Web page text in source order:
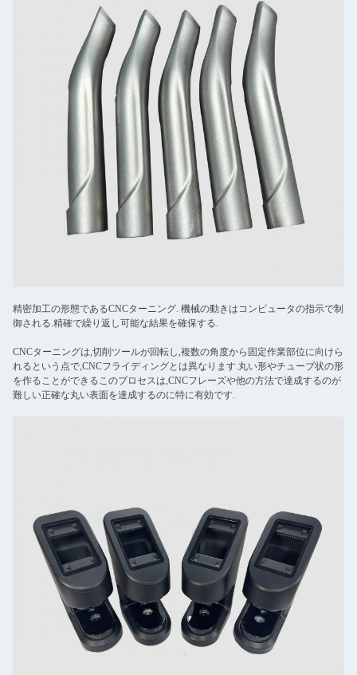
精密加工の形態であるCNCターニング. 機械の動きはコンピュータの指示で制
御される.精確で繰り返し可能な結果を確保する.
CNCターニングは,切削ツールが回転し,複数の角度から固定作業部位に向けら
れるという点で,CNCフライディングとは異なります.丸い形やチューブ状の形
を作ることができるこのプロセスは,CNCフレーズや他の方法で達成するのが
難しい正確な丸い表面を達成するのに特に有効です.